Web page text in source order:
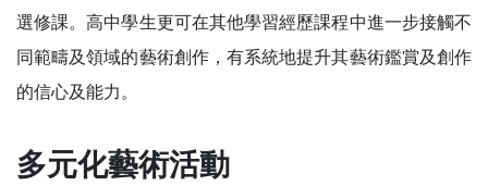
選修課。高中學生更可在其他學習經歷課程中進一步接觸不
同範疇及領域的藝術創作，有系統地提升其藝術鑑賞及創作
的信心及能力。
多元化藝術活動